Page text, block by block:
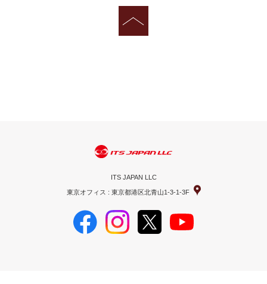
ITS JAPAN LLC
東京オフィス : 東京都港区北青山1-3-1-3F